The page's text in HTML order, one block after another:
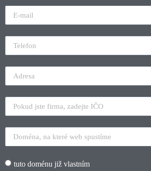
tuto doménu již vlastním